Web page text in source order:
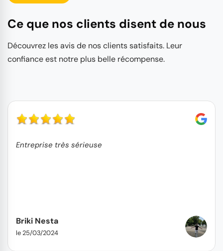
Ce que nos clients disent de nous
Découvrez les avis de nos clients satisfaits. Leur
confiance est notre plus belle récompense.
Entreprise très sérieuse
Briki Nesta
le 25/03/2024